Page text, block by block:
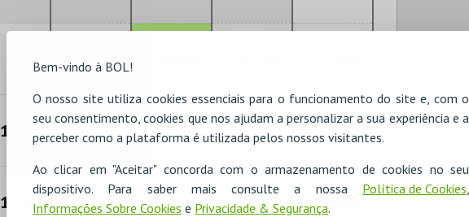
Bem-vindo à BOL!
O nosso site utiliza cookies essenciais para o funcionamento do site e, com o
seu consentimento, cookies que nos ajudam a personalizar a sua experiência e a
perceber como a plataforma é utilizada pelos nossos visitantes.
Ao clicar em "Aceitar" concorda com o armazenamento de cookies no seu
dispositivo. Para saber mais consulte a nossa Política de Cookies
Informações Sobre Cookies e Privacidade & Segurança.
5 6 7 8
10:00
12
10:00
13
10:00
14
10:00
15
10:00
19
10:00
20
10:00
21
10:00
22
10:00